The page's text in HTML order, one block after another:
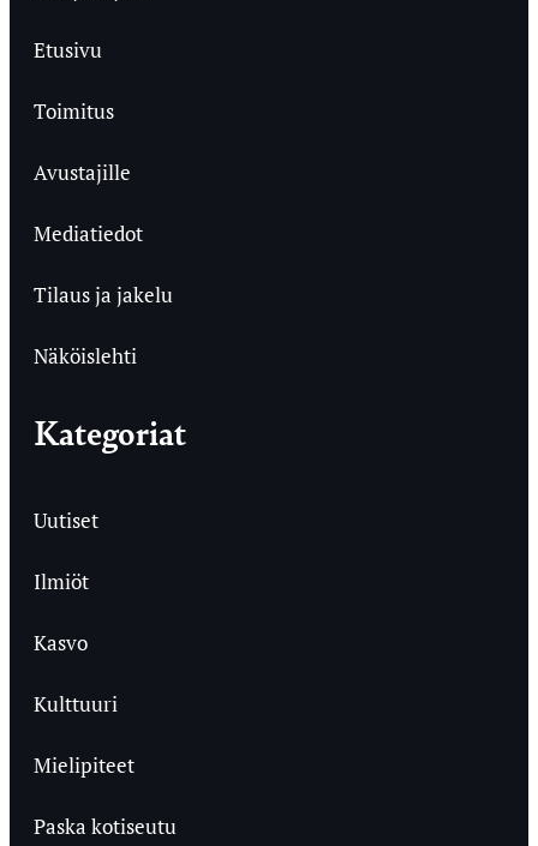
Etusivu
Toimitus
Avustajille
Mediatiedot
Tilaus ja jakelu
Näköislehti
Kategoriat
Uutiset
Ilmiöt
Kasvo
Kulttuuri
Mielipiteet
Paska kotiseutu